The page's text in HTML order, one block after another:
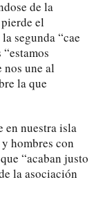
de la
el
segunda “cae
nos une al
la que
en nuestra isla
hombres con
“acaban justo
la asociación